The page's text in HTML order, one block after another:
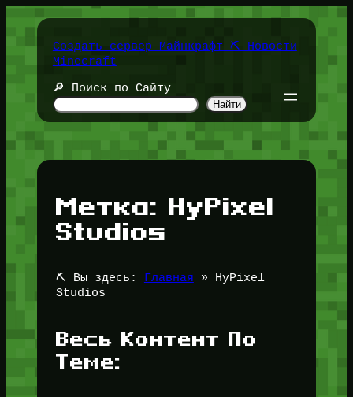
содержимомуСоздать сервер Майнкрафт ⛏️ Новости
Minecraft
🔎 Поиск по Сайту
Найти
Метка: HyPixel
Studios
⛏️ Вы здесь: Главная » HyPixel
Studios
Весь Контент По
Теме: